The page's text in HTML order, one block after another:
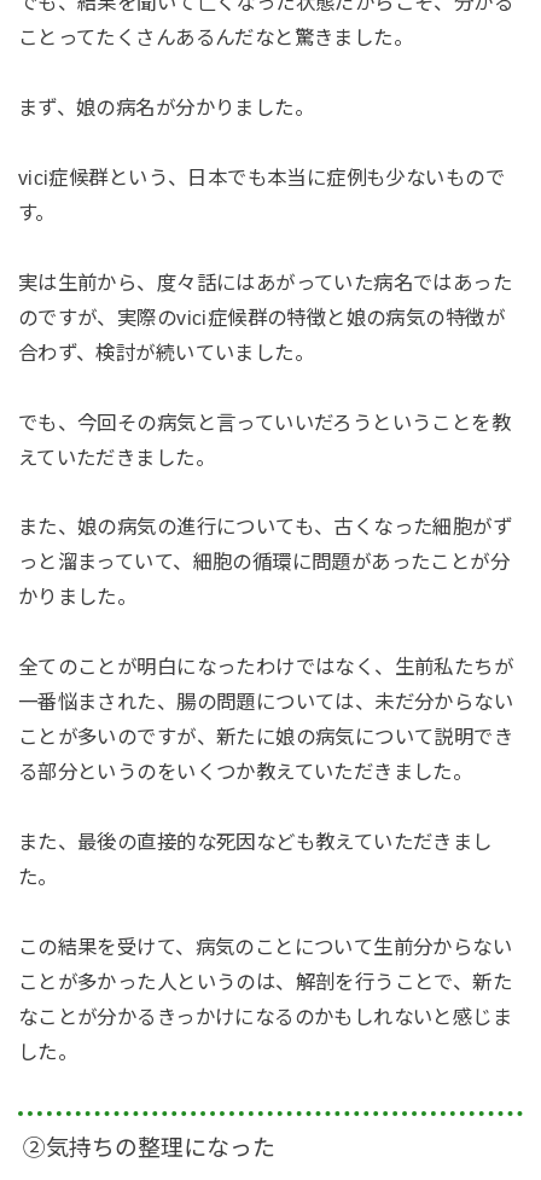
ことってたくさんあるんだなと驚きました。
まず、娘の病名が分かりました。
vici症候群という、日本でも本当に症例も少ないもので
す。
実は生前から、度々話にはあがっていた病名ではあった
のですが、実際のvici症候群の特徴と娘の病気の特徴が
合わず、検討が続いていました。
でも、今回その病気と言っていいだろうということを教
えていただきました。
また、娘の病気の進行についても、古くなった細胞がず
っと溜まっていて、細胞の循環に問題があったことが分
かりました。
全てのことが明白になったわけではなく、生前私たちが
一番悩まされた、腸の問題については、未だ分からない
ことが多いのですが、新たに娘の病気について説明でき
る部分というのをいくつか教えていただきました。
また、最後の直接的な死因なども教えていただきまし
た。
この結果を受けて、病気のことについて生前分からない
ことが多かった人というのは、解剖を行うことで、新た
なことが分かるきっかけになるのかもしれないと感じま
した。
②気持ちの整理になった